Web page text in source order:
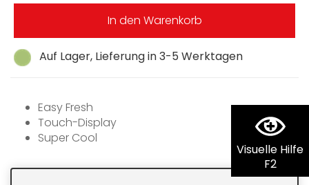
Visuelle Hilfe
F2
Auf Lager, Lieferung in 3-5 Werktagen
In den Warenkorb
Easy Fresh
Touch-Display
Super Cool